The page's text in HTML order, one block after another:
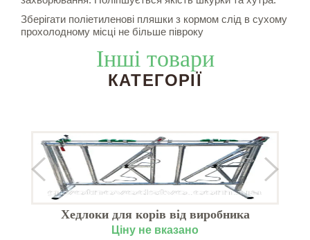
Зберігати поліетиленові пляшки з кормом слід в сухому
прохолодному місці не більше півроку
Інші товари
КАТЕГОРІЇ
Хедлоки для корів від виробника
Ціну не вказано